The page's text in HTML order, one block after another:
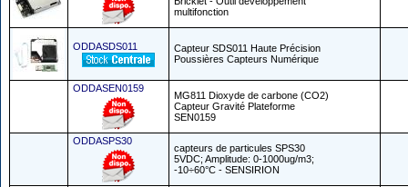
multifonction
ODDASDS011
Capteur SDS011 Haute Précision
Poussières Capteurs Numérique
ODDASEN0159
MG811 Dioxyde de carbone (CO2)
Capteur Gravité Plateforme
SEN0159
ODDASPS30
capteurs de particules SPS30
5VDC; Amplitude: 0-1000ug/m3;
-10÷60°C - SENSIRION